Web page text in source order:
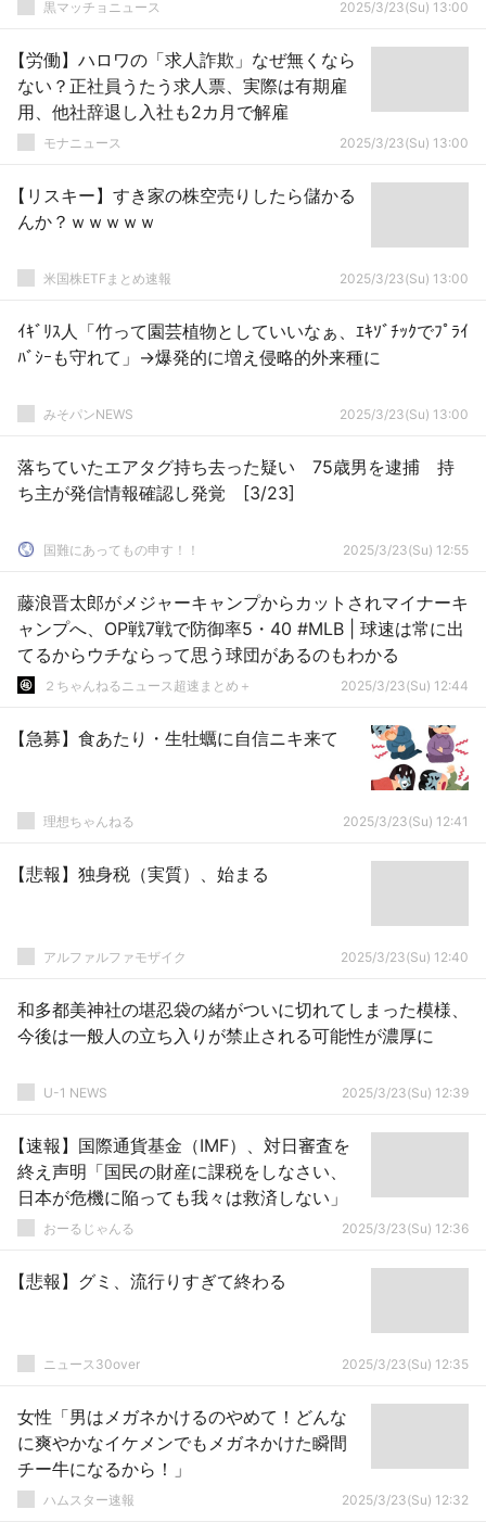
黒マッチョニュース 2025/3/23(Su) 13:00
【労働】ハロワの「求人詐欺」なぜ無くなら
ない？正社員うたう求人票、実際は有期雇
用、他社辞退し入社も2カ月で解雇
モナニュース 2025/3/23(Su) 13:00
【リスキー】すき家の株空売りしたら儲かる
んか？ｗｗｗｗｗ
米国株ETFまとめ速報 2025/3/23(Su) 13:00
ｲｷﾞﾘｽ人「竹って園芸植物としていいなぁ、ｴｷｿﾞﾁｯｸでﾌﾟﾗｲ
ﾊﾞｼｰも守れて」→爆発的に増え侵略的外来種に
みそパンNEWS 2025/3/23(Su) 13:00
落ちていたエアタグ持ち去った疑い 75歳男を逮捕 持
ち主が発信情報確認し発覚 [3/23]
国難にあってもの申す！！ 2025/3/23(Su) 12:55
藤浪晋太郎がメジャーキャンプからカットされマイナーキ
ャンプへ、OP戦7戦で防御率5・40 #MLB | 球速は常に出
てるからウチならって思う球団があるのもわかる
２ちゃんねるニュース超速まとめ＋ 2025/3/23(Su) 12:44
【急募】食あたり・生牡蠣に自信ニキ来て
理想ちゃんねる 2025/3/23(Su) 12:41
【悲報】独身税（実質）、始まる
アルファルファモザイク 2025/3/23(Su) 12:40
和多都美神社の堪忍袋の緒がついに切れてしまった模様、
今後は一般人の立ち入りが禁止される可能性が濃厚に
U-1 NEWS 2025/3/23(Su) 12:39
【速報】国際通貨基金（IMF）、対日審査を
終え声明「国民の財産に課税をしなさい、
日本が危機に陥っても我々は救済しない」
おーるじゃんる 2025/3/23(Su) 12:36
【悲報】グミ、流行りすぎて終わる
ニュース30over 2025/3/23(Su) 12:35
女性「男はメガネかけるのやめて！どんな
に爽やかなイケメンでもメガネかけた瞬間
チー牛になるから！」
ハムスター速報 2025/3/23(Su) 12:32